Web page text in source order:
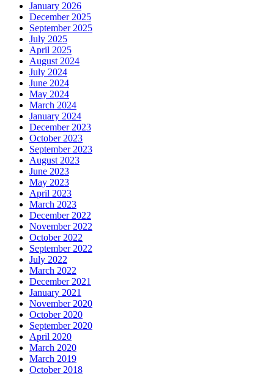
January 2026
December 2025
September 2025
July 2025
April 2025
August 2024
July 2024
June 2024
May 2024
March 2024
January 2024
December 2023
October 2023
September 2023
August 2023
June 2023
May 2023
April 2023
March 2023
December 2022
November 2022
October 2022
September 2022
July 2022
March 2022
December 2021
January 2021
November 2020
October 2020
September 2020
April 2020
March 2020
March 2019
October 2018